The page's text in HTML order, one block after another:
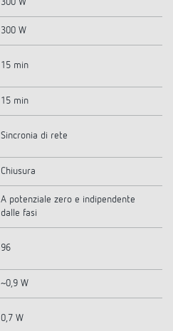
300 W
300 W
15 min
15 min
Sincronia di rete
Chiusura
A potenziale zero e indipendente
dalle fasi
96
~0,9 W
0,7 W